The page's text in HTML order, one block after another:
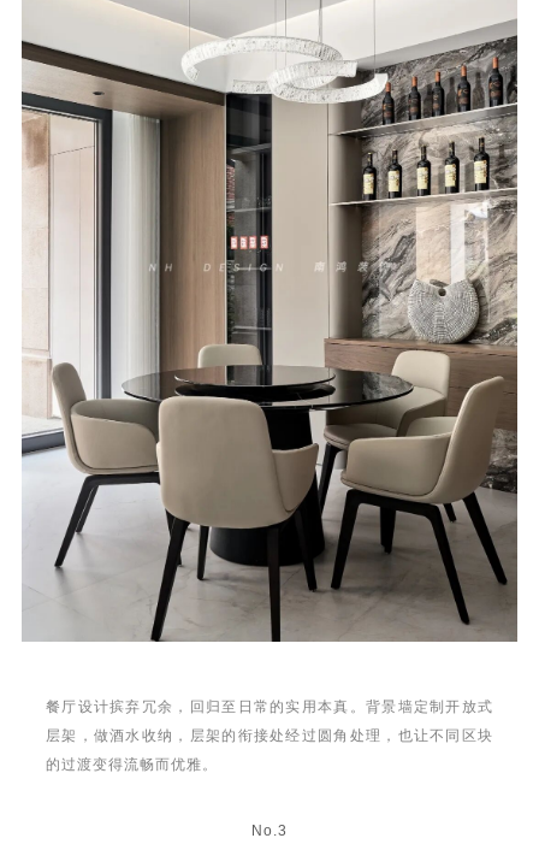
餐厅设计摈弃冗余，回归至日常的实用本真。背景墙定制开放式
层架，做酒水收纳，层架的衔接处经过圆角处理，也让不同区块
的过渡变得流畅而优雅。
No.3